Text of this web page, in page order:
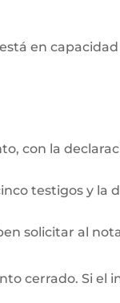
en
con la
testigos y la
solicitar al
cerrado. Si el